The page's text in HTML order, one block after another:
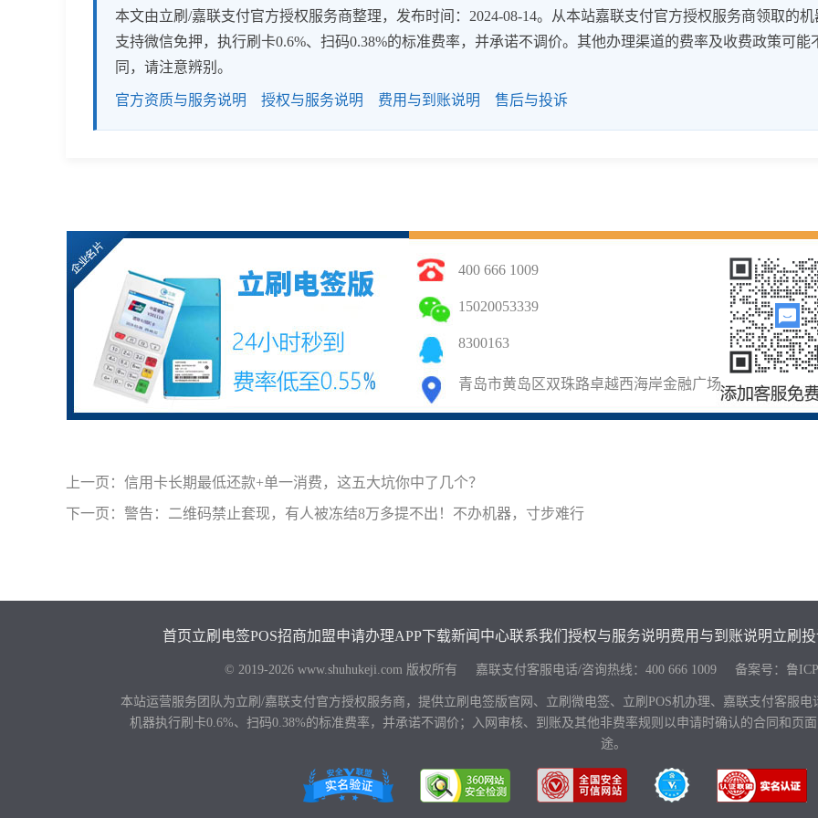
本文由立刷/嘉联支付官方授权服务商整理，发布时间：2024-08-14。从本站嘉联支付官方授权服务商领取的机
支持微信免押，执行刷卡0.6%、扫码0.38%的标准费率，并承诺不调价。其他办理渠道的费率及收费政策可能
同，请注意辨别。
官方资质与服务说明 授权与服务说明 费用与到账说明 售后与投诉
400 666 1009
15020053339
8300163
青岛市黄岛区双珠路卓越西海岸金融广场
上一页： 信用卡长期最低还款+单一消费，这五大坑你中了几个？
下一页： 警告：二维码禁止套现，有人被冻结8万多提不出！不办机器，寸步难行
首页立刷电签POS招商加盟申请办理APP下载新闻中心联系我们 授权与服务说明费用与到账说明立刷
© 2019-2026 www.shuhukeji.com 版权所有 嘉联支付客服电话/咨询热线： 400 666 1009备案号： 鲁
本站运营服务团队为立刷/嘉联支付官方授权服务商，提供立刷电签版官网、立刷微电签、立刷POS机办理、嘉联支付客服
机器执行刷卡0.6%、扫码0.38%的标准费率，并承诺不调价；入网审核、到账及其他非费率规则以申请时确认的合同和页
途。